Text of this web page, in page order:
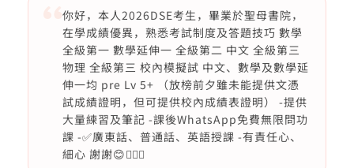
你好，本人2026DSE考生，畢業於聖母書院，
在學成績優異，熟悉考試制度及答題技巧 數學
全級第一 數學延伸一 全級第二 中文 全級第三
物理 全級第三 校內模擬試 中文、數學及數學延
伸一均 pre Lv 5+ （放榜前夕雖未能提供文憑
試成績證明，但可提供校內成績表證明） -提供
大量練習及筆記 -課後WhatsApp免費無限問功
課 -✅廣東話、普通話、英語授課 -有責任心、
細心 謝謝😊🙇🏻‍♀️